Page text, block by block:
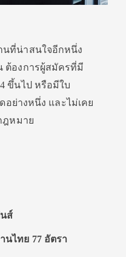
ที่น่าสนใจอีกหนึ่ง
ต้องการผู้สมัครที่มี
ขึ้นไป หรือมีใบ
ดอย่างหนึ่ง และไม่เคย
ฎหมาย
ส์
นไทย 77 อัตรา